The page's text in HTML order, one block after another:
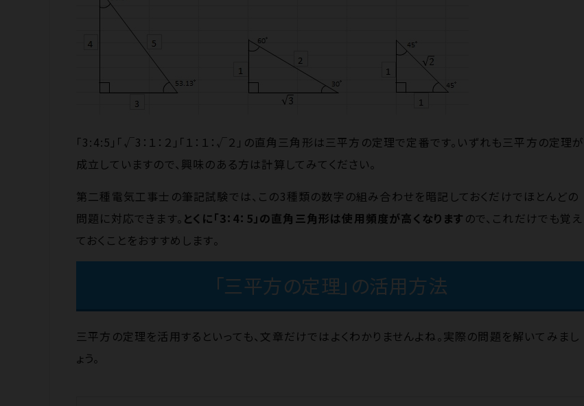
「3:4:5」「√3：１：２」「１：１：√２」の直角三角形は三平方の定理で定番です。いずれも三平方の定理が
成立していますので、興味のある方は計算してみてください。
第二種電気工事士の筆記試験では、この3種類の数字の組み合わせを暗記しておくだけでほとんどの
問題に対応できます。 とくに「3：4：5」の直角三角形は使用頻度が高くなります ので、これだけでも覚え
ておくことをおすすめします。
「三平方の定理」の活用方法
三平方の定理を活用するといっても、文章だけではよくわかりませんよね。実際の問題を解いてみまし
ょう。